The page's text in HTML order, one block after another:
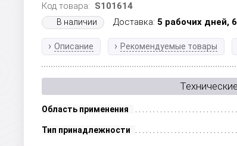
Код товара: S101614
В наличии Доставка: 5 рабочих дней,
Описание Рекомендуемые товары
Область применения
Тип принадлежности